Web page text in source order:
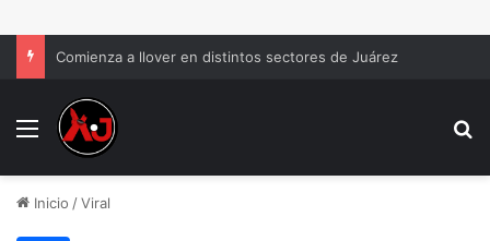
Comienza a llover en distintos sectores de Juárez
Menu
Inicio /Viral